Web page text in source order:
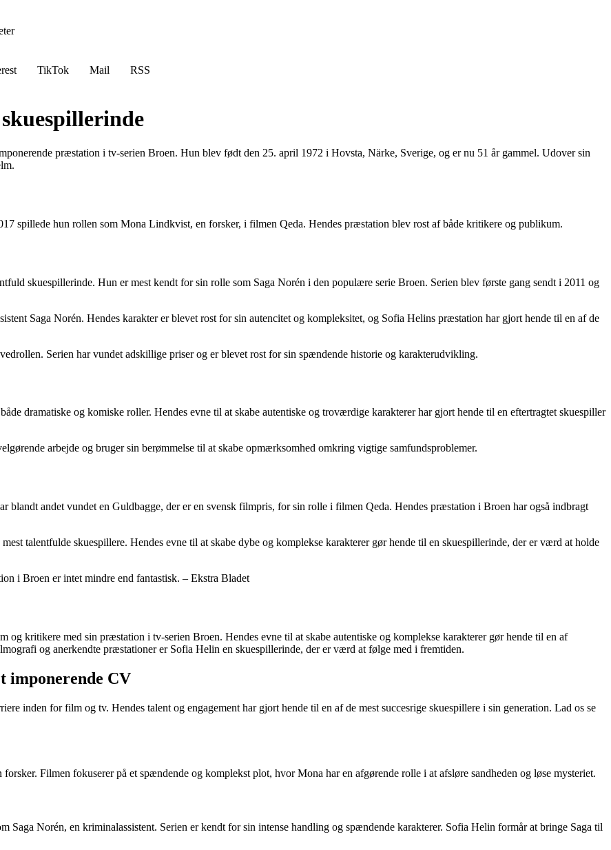
TikTok Mail
RSS
præstation i tv-serien Broen. Hun blev født den 25. april 1972 i Hovsta, Närke, Sverige, og er nu 51 år gammel. Udover sin
spillede hun rollen som Mona Lindkvist, en forsker, i filmen Qeda. Hendes præstation blev rost af både kritikere og publikum.
skuespillerinde. Hun er mest kendt for sin rolle som Saga Norén i den populære serie Broen. Serien blev første gang sendt i 2011 og
Saga Norén. Hendes karakter er blevet rost for sin autencitet og kompleksitet, og Sofia Helins præstation har gjort hende til en af de
Serien har vundet adskillige priser og er blevet rost for sin spændende historie og karakterudvikling.
dramatiske og komiske roller. Hendes evne til at skabe autentiske og troværdige karakterer har gjort hende til en eftertragtet skuespiller
arbejde og bruger sin berømmelse til at skabe opmærksomhed omkring vigtige samfundsproblemer.
blandt andet vundet en Guldbagge, der er en svensk filmpris, for sin rolle i filmen Qeda. Hendes præstation i Broen har også indbragt
talentfulde skuespillere. Hendes evne til at skabe dybe og komplekse karakterer gør hende til en skuespillerinde, der er værd at holde
i Broen er intet mindre end fantastisk. – Ekstra Bladet
og kritikere med sin præstation i tv-serien Broen. Hendes evne til at skabe autentiske og komplekse karakterer gør hende til en af
og anerkendte præstationer er Sofia Helin en skuespillerinde, der er værd at følge med i fremtiden.
imponerende CV
inden for film og tv. Hendes talent og engagement har gjort hende til en af de mest succesrige skuespillere i sin generation. Lad os se
Filmen fokuserer på et spændende og komplekst plot, hvor Mona har en afgørende rolle i at afsløre sandheden og løse mysteriet.
Norén, en kriminalassistent. Serien er kendt for sin intense handling og spændende karakterer. Sofia Helin formår at bringe Saga til